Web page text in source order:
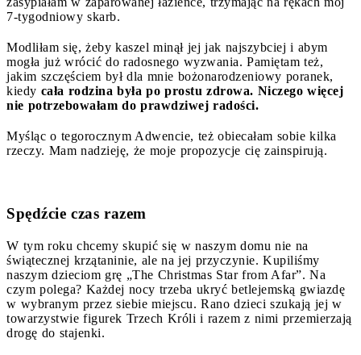
7-tygodniowy skarb.
Modliłam się, żeby kaszel minął jej jak najszybciej i abym
mogła już wrócić do radosnego wyzwania. Pamiętam też,
jakim szczęściem był dla mnie bożonarodzeniowy poranek,
kiedy cała rodzina była po prostu zdrowa. Niczego więcej
nie potrzebowałam do prawdziwej radości.
Myśląc o tegorocznym Adwencie, też obiecałam sobie kilka
rzeczy. Mam nadzieję, że moje propozycje cię zainspirują.
Spędźcie czas razem
W tym roku chcemy skupić się w naszym domu nie na
świątecznej krzątaninie, ale na jej przyczynie. Kupiliśmy
naszym dzieciom grę „The Christmas Star from Afar”. Na
czym polega? Każdej nocy trzeba ukryć betlejemską gwiazdę
w wybranym przez siebie miejscu. Rano dzieci szukają jej w
towarzystwie figurek Trzech Króli i razem z nimi przemierzają
drogę do stajenki.